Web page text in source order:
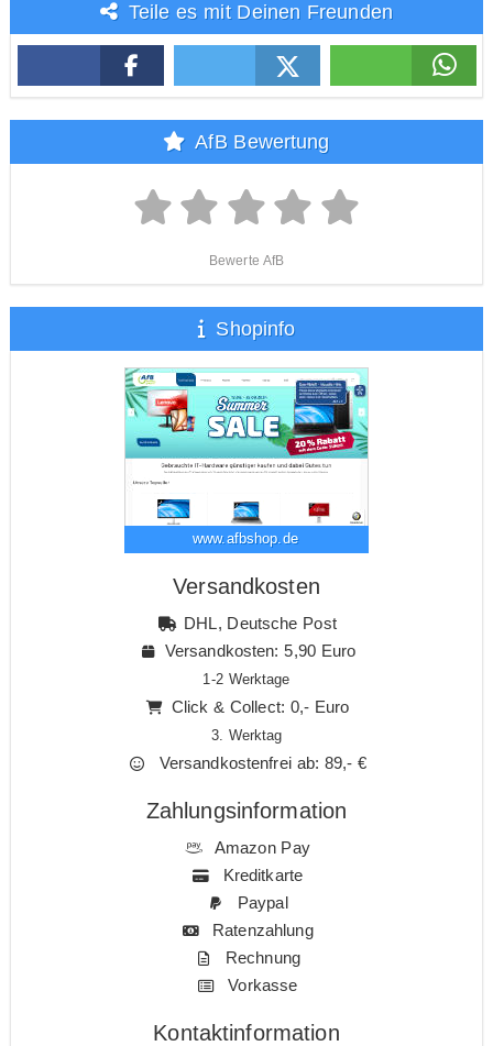
Teile es mit Deinen Freunden
AfB Bewertung
Bewerte AfB
Shopinfo
www.afbshop.de
Versandkosten
DHL, Deutsche Post
Versandkosten: 5,90 Euro
1-2 Werktage
Click & Collect: 0,- Euro
3. Werktag
Versandkostenfrei ab: 89,- €
Zahlungsinformation
Amazon Pay
Kreditkarte
Paypal
Ratenzahlung
Rechnung
Vorkasse
Kontaktinformation